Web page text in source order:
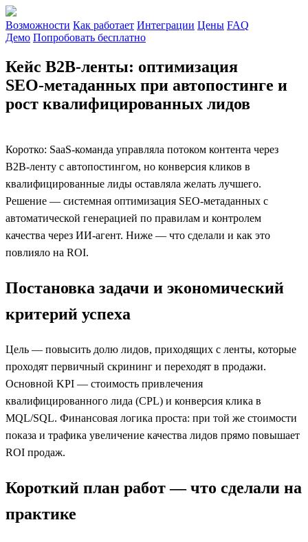
Возможности Как работает Интеграции Цены FAQ
Демо Попробовать бесплатно
Кейс B2B‑ленты: оптимизация
SEO‑метаданных при автопостинге и
рост квалифицированных лидов
Коротко: SaaS‑команда управляла потоком контента через
B2B‑ленту с автопостингом, но конверсия кликов в
квалифицированные лиды оставляла желать лучшего.
Решение — системная оптимизация SEO‑метаданных с
автоматической генерацией по правилам и контролем
качества через ИИ‑агент. Ниже — что сделали и как это
повлияло на ROI.
Постановка задачи и экономический
критерий успеха
Цель — повысить долю лидов, приходящих с ленты, которые
проходят первичный скрининг и переходят в продажи.
Основной KPI — стоимость привлечения
квалифицированного лида (CPL) и конверсия клика в
MQL/SQL. Финансовая логика проста: при той же стоимости
показа и трафика увеличение качества лидов прямо повышает
ROI продаж.
Короткий план работ — что сделали на
практике